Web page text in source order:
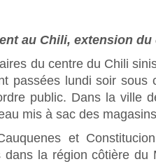
au Chili, extension
du centre du Chili
passées lundi soir sous
public. Dans la ville
mis à sac des
et
dans la région côtière du